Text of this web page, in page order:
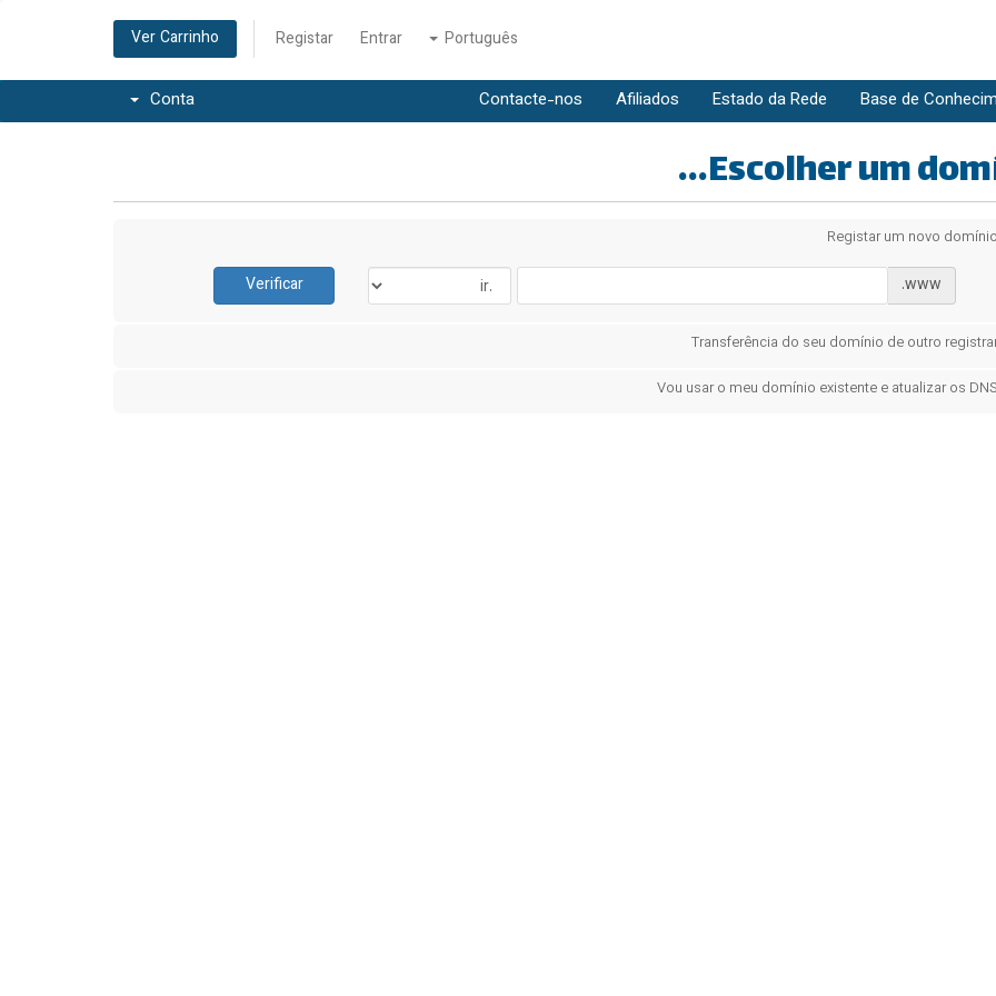
Português
Entrar
Registar
Ver Carrinho
Base de
Estado da Rede
Afiliados
Contacte-nos
Conta
Escolher um
Registar um novo
www.
Verificar
Transferência do seu domínio de outro
Vou usar o meu domínio existente e atualizar os